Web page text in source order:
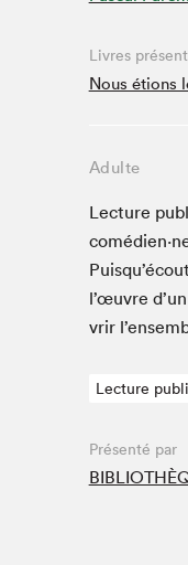
Espace
Espace
Le grand jeu
Lettres
Louisiane
Mur des
SLM PRO
Livres
Nous étions
Adulte
Lec­ture
l’œuvre
vrir
Lecture
Présenté par